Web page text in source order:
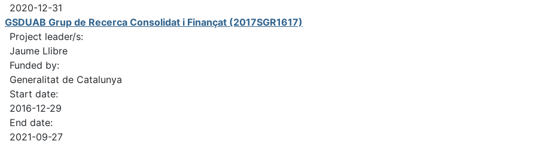
2020-12-31
GSDUAB Grup de Recerca Consolidat i Finançat (2017SGR1617)
Project leader/s:
Jaume Llibre
Funded by:
Generalitat de Catalunya
Start date:
2016-12-29
End date:
2021-09-27